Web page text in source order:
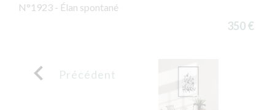
N°1923 - Élan spontané
350 €
 Précédent